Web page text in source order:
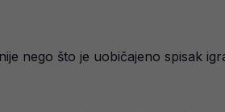
nego što je uobičajeno spisak